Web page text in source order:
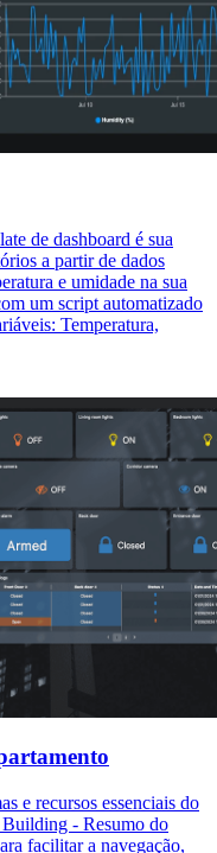
de dashboard é sua
a partir de dados
e umidade na sua
um script automatizado
Temperatura,
e recursos essenciais do
Building - Resumo do
facilitar a navegação,